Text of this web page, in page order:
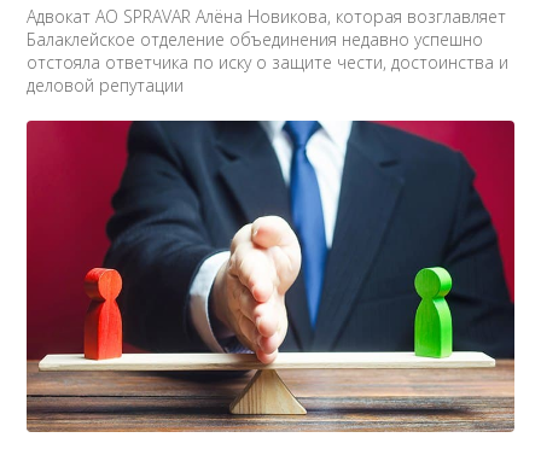
Адвокат АО SPRAVAR Алёна Новикова, которая возглавляет
Балаклейское отделение объединения недавно успешно
отстояла ответчика по иску о защите чести, достоинства и
деловой репутации